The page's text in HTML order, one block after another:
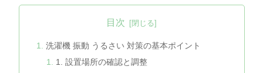
目次
洗濯機 振動 うるさい 対策の基本ポイント
1. 設置場所の確認と調整